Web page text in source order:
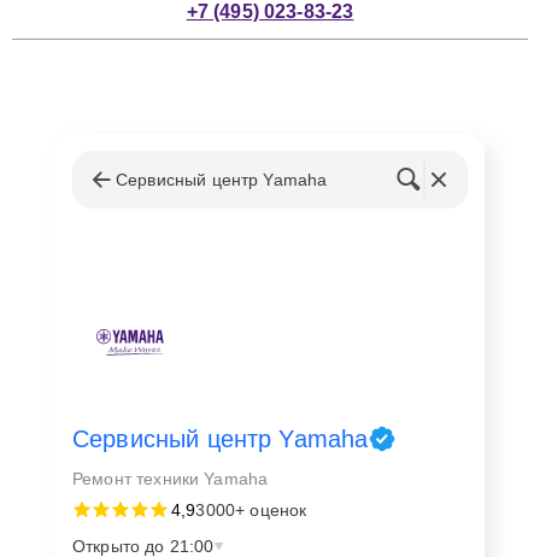
+7 (495) 023-83-23
Сервисный центр Yamaha
Сервисный центр Yamaha
Ремонт техники Yamaha
4,93000+ оценок
Открыто до 21:00